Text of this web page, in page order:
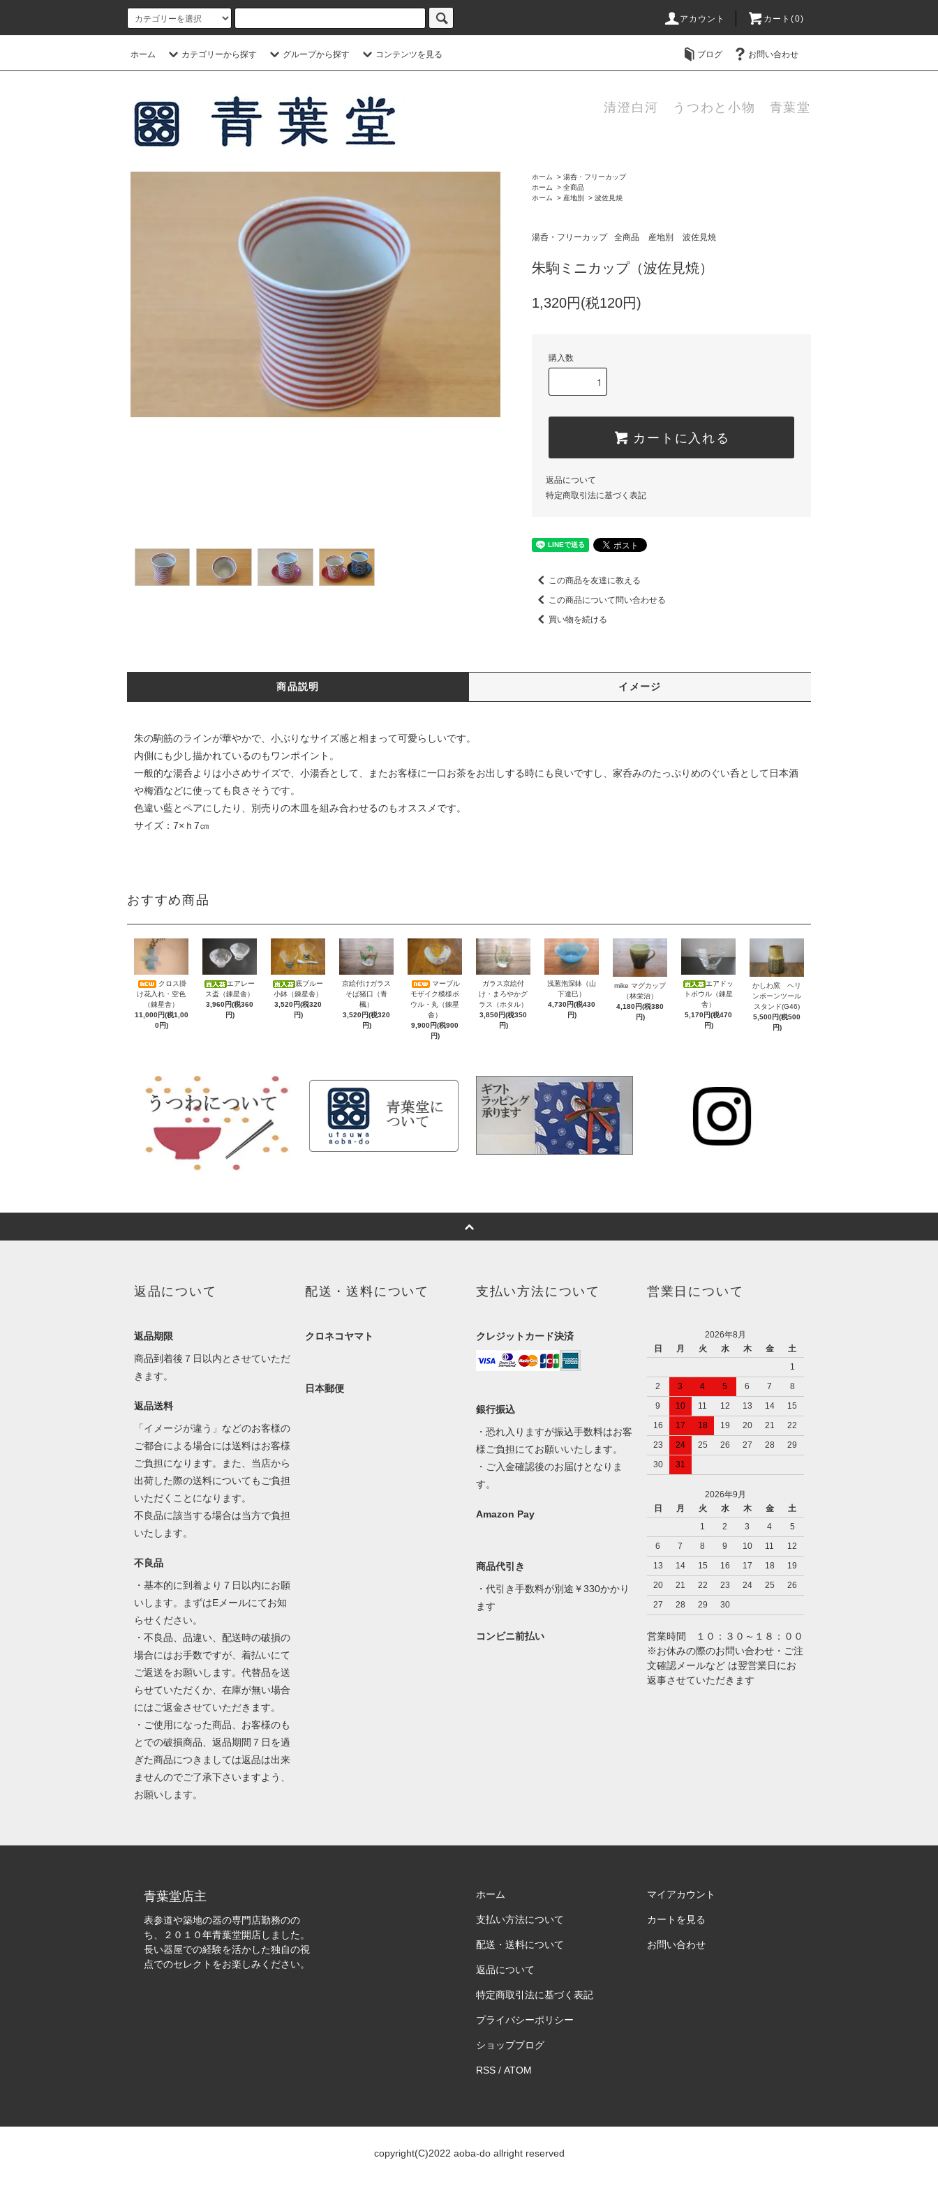
アカウント カート(0)
ホーム カテゴリーから探す グループから探す コンテンツを見る ブログ お問い合わせ
清澄白河 うつわと小物 青葉堂
ホーム > 湯呑・フリーカップ
ホーム
> 全商品
ホーム
> 産地別 > 波佐見焼
湯呑・フリーカップ 全商品 産地別 波佐見焼
朱駒ミニカップ（波佐見焼）
1,320円(税120円)
購入数
カートに入れる
返品について
特定商取引法に基づく表記
この商品を友達に教える
この商品について問い合わせる
買い物を続ける
商品説明 イメージ
朱の駒筋のラインが華やかで、小ぶりなサイズ感と相まって可愛らしいです。
内側にも少し描かれているのもワンポイント。
一般的な湯呑よりは小さめサイズで、小湯呑として、またお客様に一口お茶をお出しする時にも良いですし、家呑みのたっぷりめのぐい呑として日本酒
や梅酒などに使っても良さそうです。
色違い藍とペアにしたり、別売りの木皿を組み合わせるのもオススメです。
サイズ：7×ｈ7㎝
おすすめ商品
クロス掛
け花入れ・空色
（錬星舎）
11,000円(税1,00
0円)
エアレー
ス盃（錬星舎）
3,960円(税360
円)
底ブルー
小鉢（錬星舎）
3,520円(税320
円)
京絵付けガラス
そば猪口（青
楓）
3,520円(税320
円)
マーブル
モザイク模様ボ
ウル・丸（錬星
舎）
9,900円(税900
円)
ガラス京絵付
け・まろやかグ
ラス（ホタル）
3,850円(税350
円)
浅葱泡深鉢（山
下達巳）
4,730円(税430
円)
mike マグカップ
（林栄治）
4,180円(税380
円)
エアドッ
トボウル（錬星
舎）
5,170円(税470
円)
かしわ窯 ヘリ
ンボーンツール
スタンド(G46)
5,500円(税500
円)
返品について
返品期限
商品到着後７日以内とさせていただ
きます。
返品送料
「イメージが違う」などのお客様の
ご都合による場合には送料はお客様
ご負担になります。また、当店から
出荷した際の送料についてもご負担
いただくことになります。
不良品に該当する場合は当方で負担
いたします。
不良品
・基本的に到着より７日以内にお願
いします。まずはEメールにてお知
らせください。
・不良品、品違い、配送時の破損の
場合にはお手数ですが、着払いにて
ご返送をお願いします。代替品を送
らせていただくか、在庫が無い場合
にはご返金させていただきます。
・ご使用になった商品、お客様のも
とでの破損商品、返品期間７日を過
ぎた商品につきましては返品は出来
ませんのでご了承下さいますよう、
お願いします。
配送・送料について
クロネコヤマト
日本郵便
支払い方法について
クレジットカード決済
銀行振込
・恐れ入りますが振込手数料はお客
様ご負担にてお願いいたします。
・ご入金確認後のお届けとなりま
す。
Amazon Pay
商品代引き
・代引き手数料が別途￥330かかり
ます
コンビニ前払い
営業日について
2026年8月
日
月 火 水 木 金
土
1
2
3 4 5 6 7
8
9
10 11 12 13 14
15
16
17 18 19 20 21
22
23
24 25 26 27 28
29
30
31
2026年9月
日
月 火 水 木 金
土
1
2 3 4
5
6
7 8 9 10 11
12
13
14 15 16 17 18
19
20
21 22 23 24 25
26
27
28 29 30
営業時間 １０：３０～１８：００
※お休みの際のお問い合わせ・ご注
文確認メールなど は翌営業日にお
返事させていただきます
青葉堂店主
表参道や築地の器の専門店勤務のの
ち、２０１０年青葉堂開店しました。
長い器屋での経験を活かした独自の視
点でのセレクトをお楽しみください。
ホーム
支払い方法について
配送・送料について
返品について
特定商取引法に基づく表記
プライバシーポリシー
ショップブログ
RSS/ ATOM
マイアカウント
カートを見る
お問い合わせ
copyright(C)2022 aoba-do allright reserved